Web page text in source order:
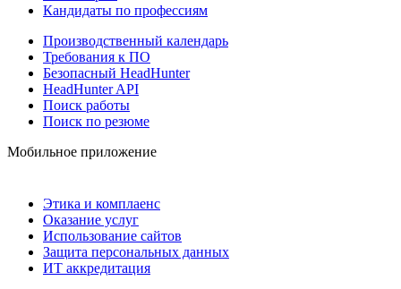
Кандидаты по профессиям
Производственный календарь
Требования к ПО
Безопасный HeadHunter
HeadHunter API
Поиск работы
Поиск по резюме
Мобильное приложение
Этика и комплаенс
Оказание услуг
Использование сайтов
Защита персональных данных
ИТ аккредитация